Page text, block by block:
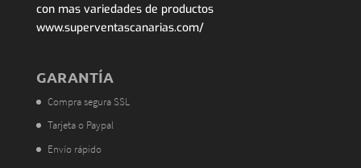
con mas variedades de productos
www.superventascanarias.com/
GARANTÍA
Compra segura SSL
Tarjeta o Paypal
Envío rápido